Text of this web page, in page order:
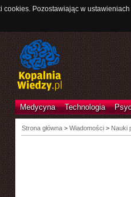
cookies. Pozostawiając w
Medycyna Technologia
Strona główna> Wiadomości > Nauki